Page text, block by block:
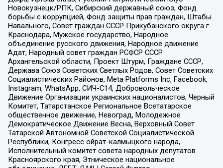
Новокузнецк/РПК, Сибирский державный союз, Фонд
борьбы с коррупцией, Фонд защиты прав граждан, Штабы
Навального, Совет граждан СССР Прикубанского округа г.
Краснодара, Мужское государство, Народное
объединение русского движения, Народное движение
Адат, Народный совет граждан РСФСР СССР
Архангельской области, Проект Штурм, Граждане СССР,
Держава Союз Советских Светлых Родов, Совет Советских
Социалистических Районов, Meta Platforms Inc, Facebook,
Instagram, WhatsApp, СИЧ-С14, Добровольческое
Движение Организации украинских националистов, Черный
Комитет, Татарстанское Региональное Всетатарское
общественное движение, Невоград, Молодежное
Демократическое Движение Весна, Верховный Совет
Татарской Автономной Советской Социалистической
Республики, Конгресс ойрат-калмыцкого народа,
Исполнительный комитет совета народных депутатов
Красноярского края, Этническое национальное